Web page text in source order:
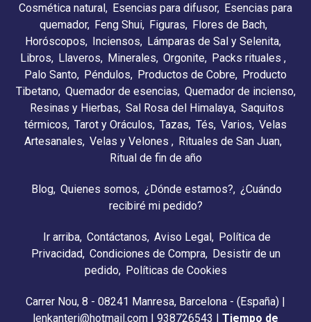
Cosmética natural Esencias para difusor Esencias para
quemador
Feng Shui Figuras
Flores de Bach
Horóscopos
Inciensos
Lámparas de Sal y Selenita
Libros
Llaveros Minerales Orgonite Packs rituales
Palo Santo Péndulos Productos de Cobre Producto
Tibetano Quemador de esencias Quemador de incienso
Resinas y Hierbas Sal Rosa del Himalaya Saquitos
térmicos Tarot y Oráculos Tazas Tés Varios Velas
Artesanales Velas y Velones
Rituales de San Juan
Ritual de fin de año
Blog Quienes somos ¿Dónde estamos?
¿Cuándo
recibiré mi pedido?
Ir arriba Contáctanos Aviso Legal
Política de
Privacidad Condiciones de Compra
Desistir de un
pedido
Políticas de Cookies
Carrer Nou, 8 - 08241 Manresa, Barcelona - (España) |
lenkanteri@hotmail.com | 938726543 | Tiempo de